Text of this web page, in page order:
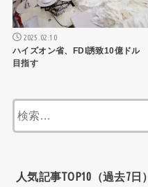
2025.02.10
ハイズオン省、FDI誘致10億ドル
目指す
人気記事TOP10（過去7日）